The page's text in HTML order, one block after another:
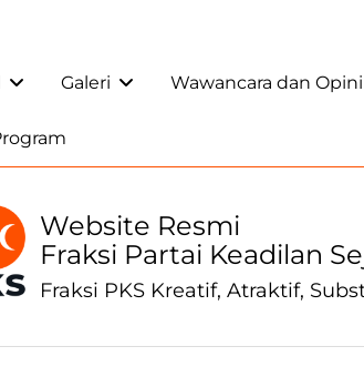
Galeri Wawancara dan Opini
Website Resmi
Fraksi Partai Keadilan
Fraksi PKS Kreatif, Atraktif,